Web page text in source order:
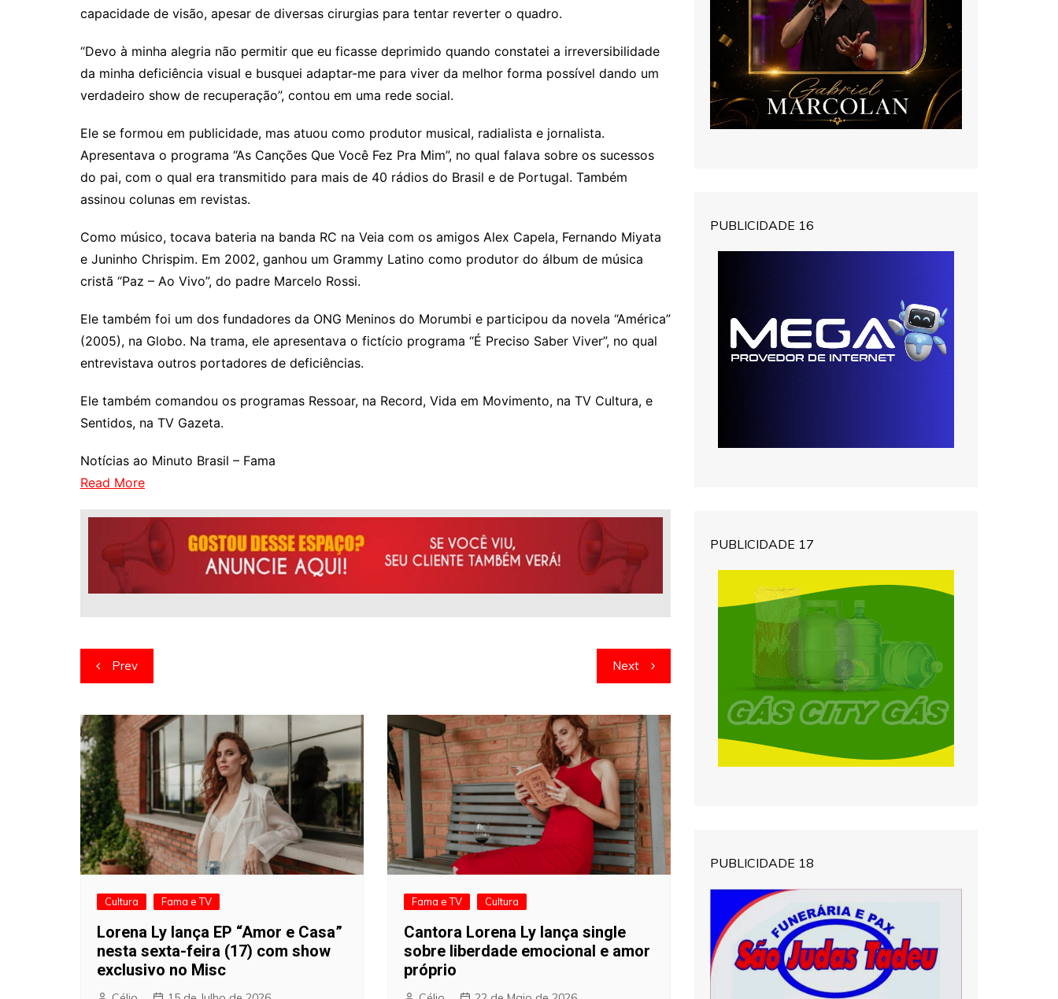
capacidade de visão, apesar de diversas cirurgias para tentar reverter o quadro.
“Devo à minha alegria não permitir que eu ficasse deprimido quando constatei a irreversibilidade
da minha deficiência visual e busquei adaptar-me para viver da melhor forma possível dando um
verdadeiro show de recuperação”, contou em uma rede social.
Ele se formou em publicidade, mas atuou como produtor musical, radialista e jornalista.
Apresentava o programa “As Canções Que Você Fez Pra Mim”, no qual falava sobre os sucessos
do pai, com o qual era transmitido para mais de 40 rádios do Brasil e de Portugal. Também
assinou colunas em revistas.
Como músico, tocava bateria na banda RC na Veia com os amigos Alex Capela, Fernando Miyata
e Juninho Chrispim. Em 2002, ganhou um Grammy Latino como produtor do álbum de música
cristã “Paz – Ao Vivo”, do padre Marcelo Rossi.
Ele também foi um dos fundadores da ONG Meninos do Morumbi e participou da novela “América”
(2005), na Globo. Na trama, ele apresentava o fictício programa “É Preciso Saber Viver”, no qual
entrevistava outros portadores de deficiências.
Ele também comandou os programas Ressoar, na Record, Vida em Movimento, na TV Cultura, e
Sentidos, na TV Gazeta.
Notícias ao Minuto Brasil – Fama
Read More
Navegação
de
artigos
Prev Next
Cultura Fama e TV
Lorena Ly lança EP “Amor e Casa”
nesta sexta-feira (17) com show
exclusivo no Misc
Fama e TV Cultura
Cantora Lorena Ly lança single
sobre liberdade emocional e amor
próprio
PUBLICIDADE 16
PUBLICIDADE 17
PUBLICIDADE 18